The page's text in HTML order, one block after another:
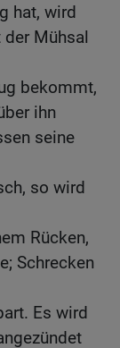
hat, wird
Mühsal
bekommt,
ihn
seine
so wird
Rücken,
Schrecken
Es wird